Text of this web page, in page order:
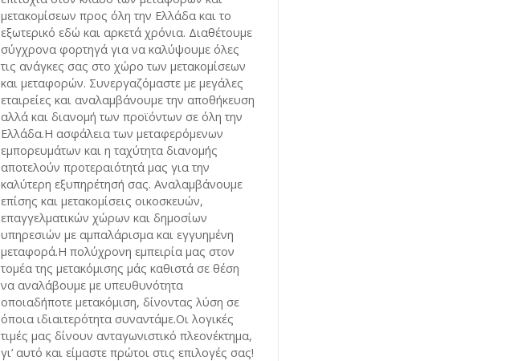
μετακομίσεων προς όλη την Ελλάδα και το
εξωτερικό εδώ και αρκετά χρόνια. Διαθέτουμε
σύγχρονα φορτηγά για να καλύψουμε όλες
τις ανάγκες σας στο χώρο των μετακομίσεων
και μεταφορών. Συνεργαζόμαστε με μεγάλες
εταιρείες και αναλαμβάνουμε την αποθήκευση
αλλά και διανομή των προϊόντων σε όλη την
Ελλάδα.Η ασφάλεια των μεταφερόμενων
εμπορευμάτων και η ταχύτητα διανομής
αποτελούν προτεραιότητά μας για την
καλύτερη εξυπηρέτησή σας. Αναλαμβάνουμε
επίσης και μετακομίσεις οικοσκευών,
επαγγελματικών χώρων και δημοσίων
υπηρεσιών με αμπαλάρισμα και εγγυημένη
μεταφορά.Η πολύχρονη εμπειρία μας στον
τομέα της μετακόμισης μάς καθιστά σε θέση
να αναλάβουμε με υπευθυνότητα
οποιαδήποτε μετακόμιση, δίνοντας λύση σε
όποια ιδιαιτερότητα συναντάμε.Οι λογικές
τιμές μας δίνουν ανταγωνιστικό πλεονέκτημα,
γι’ αυτό και είμαστε πρώτοι στις επιλογές σας!